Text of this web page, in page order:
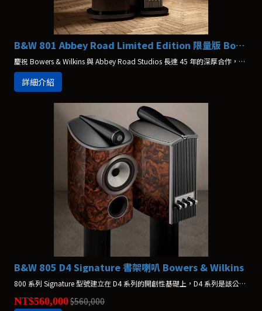
B&W 801 Abbey Road Limited Edition 限量版 Bowers & Wilkins
慶祝 Bowers & Wilkins 與 Abbey Road Studios 長達 45 年的深厚合作，801 Abbey Road 限量版隆重登場。
詳細介紹
B&W 805 D4 Signature 書架喇叭 Bowers & Wilkins
800 系列 Signature 型號建立在 D4 系列的開創性基礎上，D4 系列是該公司迄今為止最先進的揚聲器系列。全新 800 D4 Signature 系列將創新技術、永恆的設計和對細節的無限關注融為一體，打造出絕對的參考。
NT$560,000$560,000